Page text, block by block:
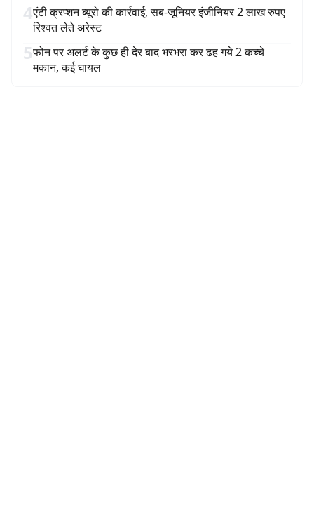
4एंटी क्रप्शन ब्यूरो की कार्रवाई, सब-जूनियर इंजीनियर 2 लाख रुपए
रिश्वत लेते अरेस्ट
5फोन पर अलर्ट के कुछ ही देर बाद भरभरा कर ढह गये 2 कच्चे
मकान, कई घायल